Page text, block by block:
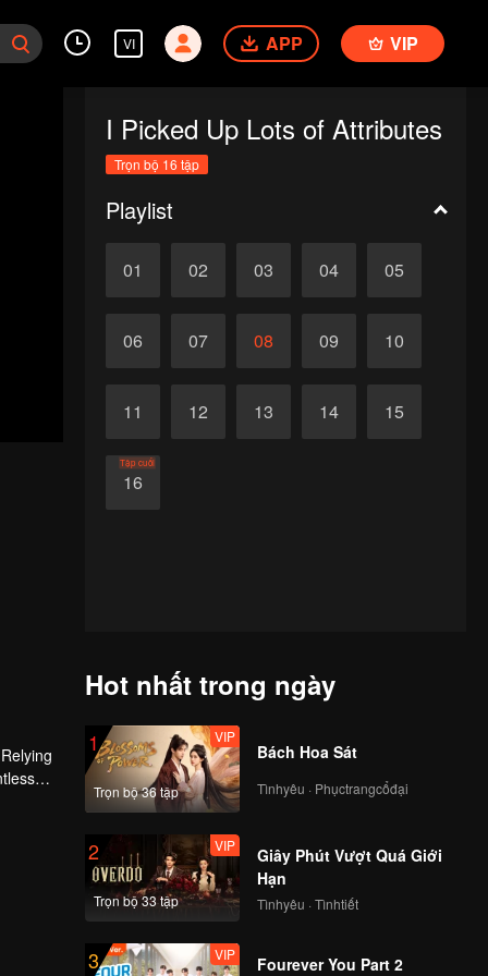
VI APP VIP
I Picked Up Lots of Attributes
Trọn bộ 16 tập
Playlist
01 02 03 04 05
06 07 08 09 10
11 12 13 14 15
16
Tập cuối
the
Hot nhất trong ngày
1
Trọn bộ 36 tập
VIP
Bách Hoa Sát
Tìnhyêu · Phụctrangcổđại
2
Trọn bộ 33 tập
VIP
Giây Phút Vượt Quá Giới
Hạn
Tìnhyêu · Tìnhtiết
3 VIP
Fourever You Part 2